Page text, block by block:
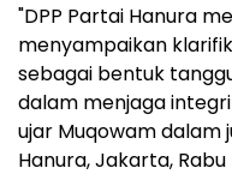
"DPP Partai Hanura
menyampaikan
sebagai bentuk
dalam menjaga
ujar Muqowam dalam
Hanura, Jakarta,